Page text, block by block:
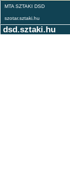
MTA SZTAKI DSD
szotar.sztaki.hu
dsd.sztaki.hu